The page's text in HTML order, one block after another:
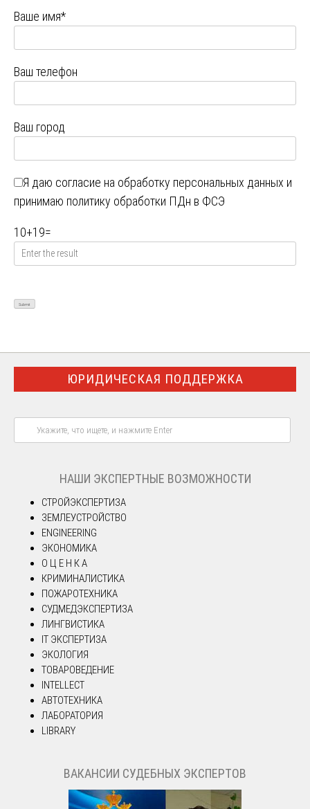
Ваше имя*
Ваш телефон
Ваш город
Я даю согласие на обработку персональных данных и
принимаю политику обработки ПДн в ФСЭ
10+19=
ЮРИДИЧЕСКАЯ ПОДДЕРЖКА
НАШИ ЭКСПЕРТНЫЕ ВОЗМОЖНОСТИ
СТРОЙЭКСПЕРТИЗА
ЗЕМЛЕУСТРОЙСТВО
ENGINEERING
ЭКОНОМИКА
О Ц Е Н К А
КРИМИНАЛИСТИКА
ПОЖАРОТЕХНИКА
СУДМЕДЭКСПЕРТИЗА
ЛИНГВИСТИКА
IT ЭКСПЕРТИЗА
ЭКОЛОГИЯ
ТОВАРОВЕДЕНИЕ
INTELLECT
АВТОТЕХНИКА
ЛАБОРАТОРИЯ
LIBRARY
ВАКАНСИИ СУДЕБНЫХ ЭКСПЕРТОВ